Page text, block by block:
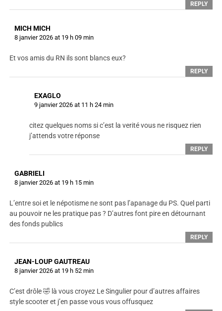
REPLY
MICH MICH
8 janvier 2026 at 19 h 09 min
Et vos amis du RN ils sont blancs eux?
REPLY
EXAGLO
9 janvier 2026 at 11 h 24 min
citez quelques noms si c’est la verité vous ne risquez rien
j’attends votre réponse
REPLY
GABRIELI
8 janvier 2026 at 19 h 15 min
L’entre soi et le népotisme ne sont pas l’apanage du PS. Quel parti
au pouvoir ne les pratique pas ? D’autres font pire en détournant
des fonds publics
REPLY
JEAN-LOUP GAUTREAU
8 janvier 2026 at 19 h 52 min
C’est drôle 🤣 là vous croyez Le Singulier pour d’autres affaires
style scooter et j’en passe vous vous offusquez